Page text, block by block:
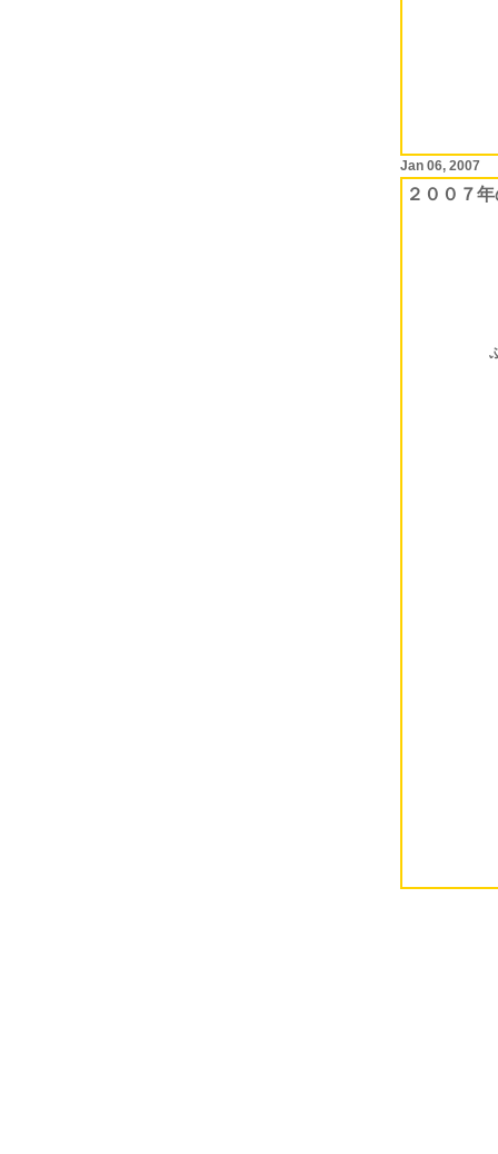
Jan 06, 2007
２００７